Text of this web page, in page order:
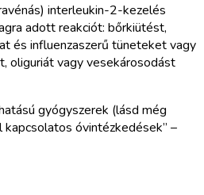
interleukin-2-kezelés
adott reakciót: bőrkiütést,
és influenzaszerű tüneteket vagy
oliguriát vagy vesekárosodást
gyógyszerek (lásd még
kapcsolatos óvintézkedések” –